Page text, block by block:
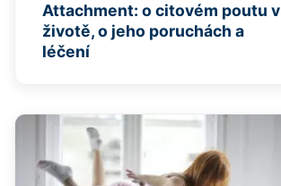
Attachment: o citovém poutu v
životě, o jeho poruchách a
léčení